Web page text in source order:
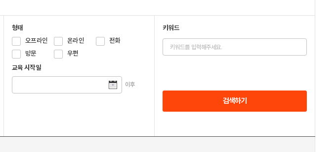
형태
오프라인
온라인
전화
방문
우편
교육 시작일
이후
키워드
검색하기